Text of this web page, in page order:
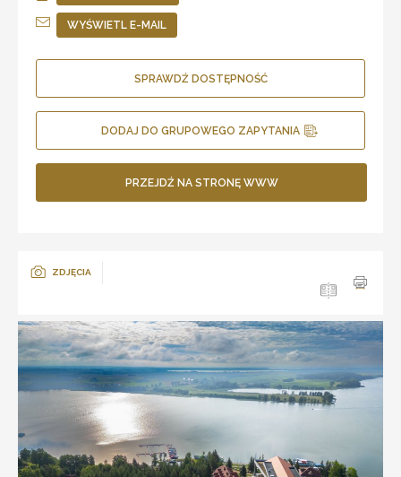
WYŚWIETL E-MAIL
SPRAWDŹ DOSTĘPNOŚĆ
DODAJ DO GRUPOWEGO ZAPYTANIA
PRZEJDŹ NA STRONĘ WWW
ZDJĘCIA